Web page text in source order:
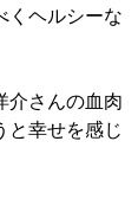
くヘルシーな
介さんの血肉
と幸せを感じ